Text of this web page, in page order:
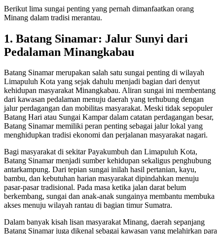
Berikut lima sungai penting yang pernah dimanfaatkan orang
Minang dalam tradisi merantau.
1. Batang Sinamar: Jalur Sunyi dari
Pedalaman Minangkabau
Batang Sinamar merupakan salah satu sungai penting di wilayah
Limapuluh Kota yang sejak dahulu menjadi bagian dari denyut
kehidupan masyarakat Minangkabau. Aliran sungai ini membentang
dari kawasan pedalaman menuju daerah yang terhubung dengan
jalur perdagangan dan mobilitas masyarakat. Meski tidak sepopuler
Batang Hari atau Sungai Kampar dalam catatan perdagangan besar,
Batang Sinamar memiliki peran penting sebagai jalur lokal yang
menghidupkan tradisi ekonomi dan perjalanan masyarakat nagari.
Bagi masyarakat di sekitar Payakumbuh dan Limapuluh Kota,
Batang Sinamar menjadi sumber kehidupan sekaligus penghubung
antarkampung. Dari tepian sungai inilah hasil pertanian, kayu,
bambu, dan kebutuhan harian masyarakat dipindahkan menuju
pasar-pasar tradisional. Pada masa ketika jalan darat belum
berkembang, sungai dan anak-anak sungainya membantu membuka
akses menuju wilayah rantau di bagian timur Sumatra.
Dalam banyak kisah lisan masyarakat Minang, daerah sepanjang
Batang Sinamar juga dikenal sebagai kawasan yang melahirkan para